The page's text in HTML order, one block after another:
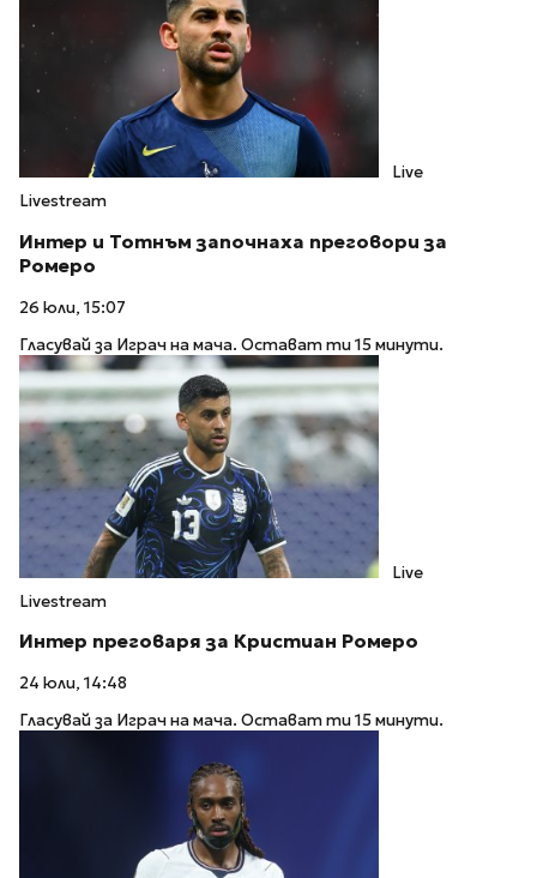
Live
Livestream
Интер и Тотнъм започнаха преговори за
Ромеро
26 юли, 15:07
Гласувай за Играч на мача. Остават ти 15 минути.
Live
Livestream
Интер преговаря за Кристиан Ромеро
24 юли, 14:48
Гласувай за Играч на мача. Остават ти 15 минути.